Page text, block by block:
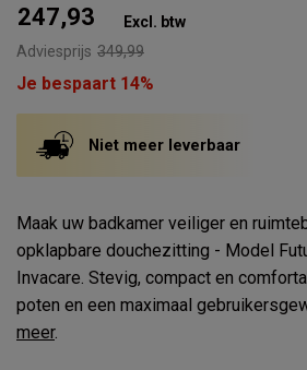
247,93 Excl. btw
Adviesprijs 349,99
Je bespaart 14%
Niet meer leverbaar
Maak uw badkamer veiliger en
opklapbare douchezitting - Model
Invacare. Stevig, compact en
poten en een maximaal
meer.